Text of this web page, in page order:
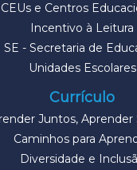
CEUs e Centros
Incentivo à Leitura
SE - Secretaria de
Unidades Escolares
Currículo
Juntos, Aprender
Caminhos para
Diversidade e